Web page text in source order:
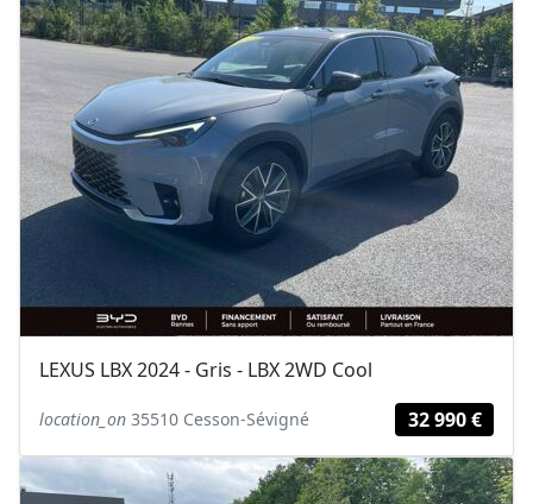
LEXUS LBX 2024 - Gris - LBX 2WD Cool
location_on 35510 Cesson-Sévigné 32 990 €